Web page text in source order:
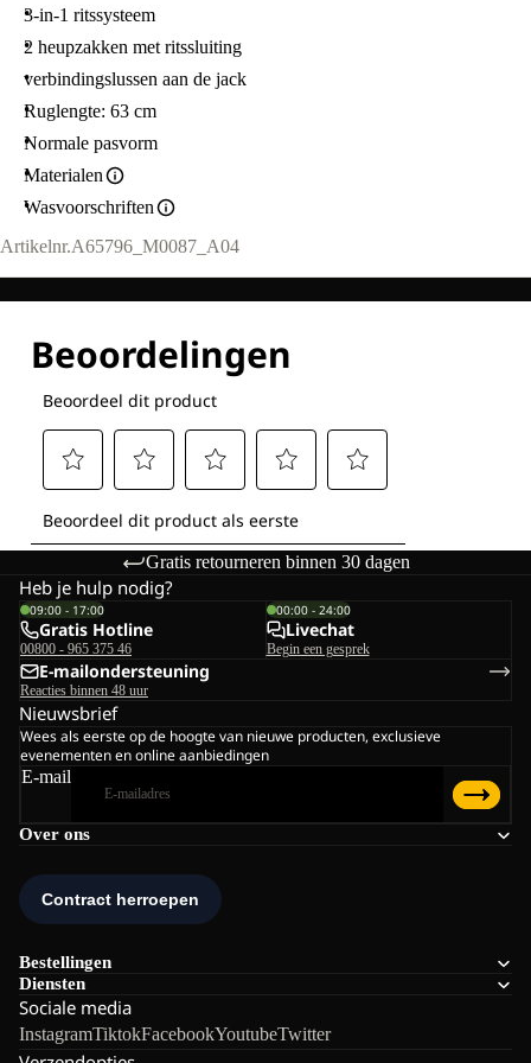
3-in-1 ritssysteem
2 heupzakken met ritssluiting
verbindingslussen aan de jack
Ruglengte: 63 cm
Normale pasvorm
Materialen
Wasvoorschriften
Artikelnr.A65796_M0087_A04
Gratis retourneren binnen 30 dagen
Over ons
Bestellingen
Diensten
Sociale media
InstagramTiktokFacebookYoutubeTwitter
Heb je hulp nodig?
09:00 - 17:00
Gratis Hotline
00800 - 965 375 46
00:00 - 24:00
Livechat
Begin een gesprek
E-mailondersteuning
Reacties binnen 48 uur
Nieuwsbrief
Wees als eerste op de hoogte van nieuwe producten, exclusieve
evenementen en online aanbiedingen
E-mail